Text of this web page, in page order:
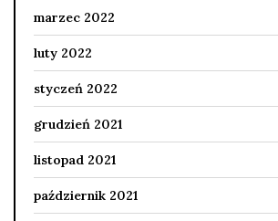
marzec 2022
luty 2022
styczeń 2022
grudzień 2021
listopad 2021
październik 2021